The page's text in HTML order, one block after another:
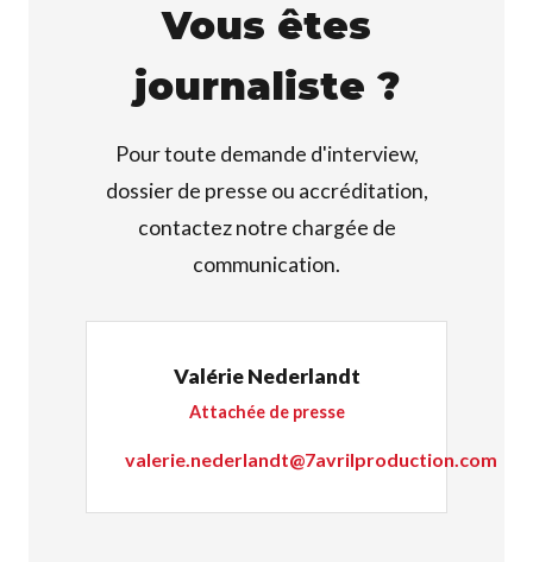
Vous êtes
journaliste ?
Pour toute demande d'interview,
dossier de presse ou accréditation,
contactez notre chargée de
communication.
Valérie Nederlandt
Attachée de presse
valerie.nederlandt@7avrilproduction.com